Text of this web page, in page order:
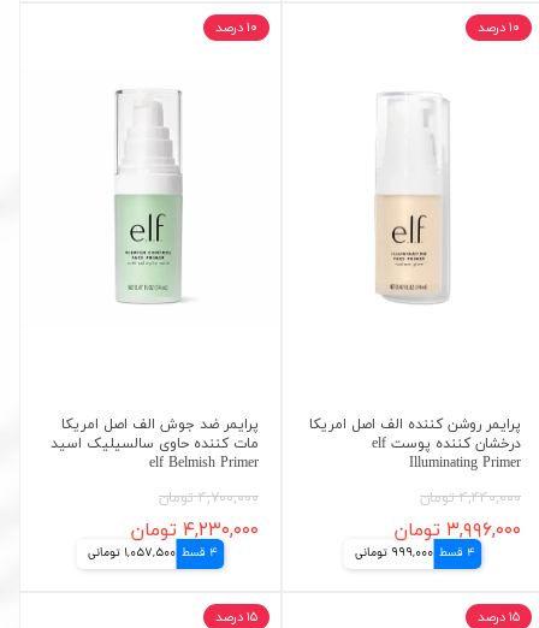
پرایمر روشن کننده الف اصل امریکا
درخشان کننده پوست elf
Illuminating Primer
۴,۴۴۰,۰۰۰ تومان
۳,۹۹۶,۰۰۰ تومان
4 قسط 999,000 تومانی
۱۰ درصد
پرایمر ضد جوش الف اصل امریکا
مات کننده حاوی سالسیلیک اسید
elf Belmish Primer
۴,۷۰۰,۰۰۰ تومان
۴,۲۳۰,۰۰۰ تومان
4 قسط 1,057,500 تومانی
۱۰ درصد
۱۵ درصد ۱۵ درصد